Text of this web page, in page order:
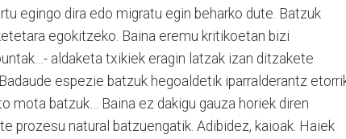
egingo dira edo migratu egin beharko dute. Batzuk
egokitzeko. Baina eremu kritikoetan bizi
aldaketa txikiek eragin latzak izan ditzakete
espezie batzuk hegoaldetik iparralderantz
mota batzuk… Baina ez dakigu gauza horiek diren
prozesu natural batzuengatik. Adibidez, kaioak. Haiek